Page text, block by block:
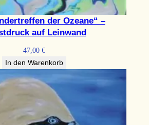
der Ozeane“ –
auf Leinwand
47,00 €
In den Warenkorb